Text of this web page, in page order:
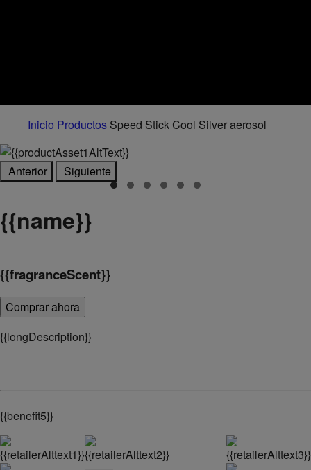
Inicio Productos Speed Stick Cool Silver aerosol
Anterior Siguiente
{{name}}
{{fragranceScent}}
Comprar ahora
{{longDescription}}
{{benefit5}}